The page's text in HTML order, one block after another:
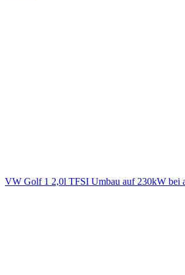
VW Golf 1 2,0l TFSI Umbau auf 230kW bei